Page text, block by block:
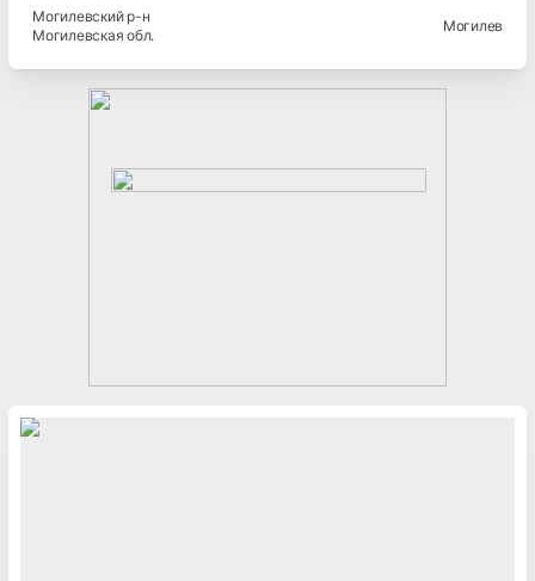
Могилевскийр-н
Могилевская обл.
Могилев